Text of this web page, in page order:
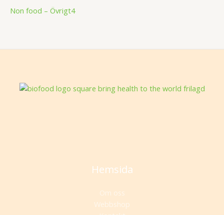
Non food – Övrigt4
Hemsida
Om oss
Webbshop